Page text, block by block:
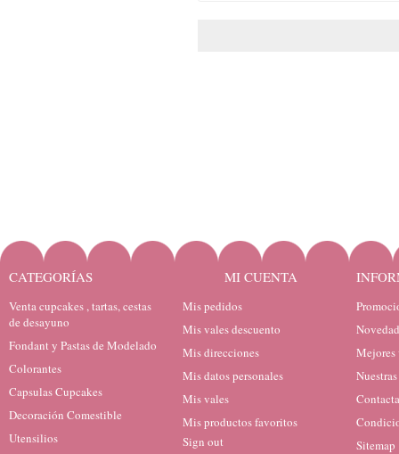
CATEGORÍAS
Venta cupcakes , tartas, cestas
de desayuno
Fondant y Pastas de Modelado
Colorantes
Capsulas Cupcakes
Decoración Comestible
Utensilios
MI CUENTA
Mis pedidos
Mis vales descuento
Mis direcciones
Mis datos personales
Mis vales
Mis productos favoritos
Sign out
Mejores
Sitemap